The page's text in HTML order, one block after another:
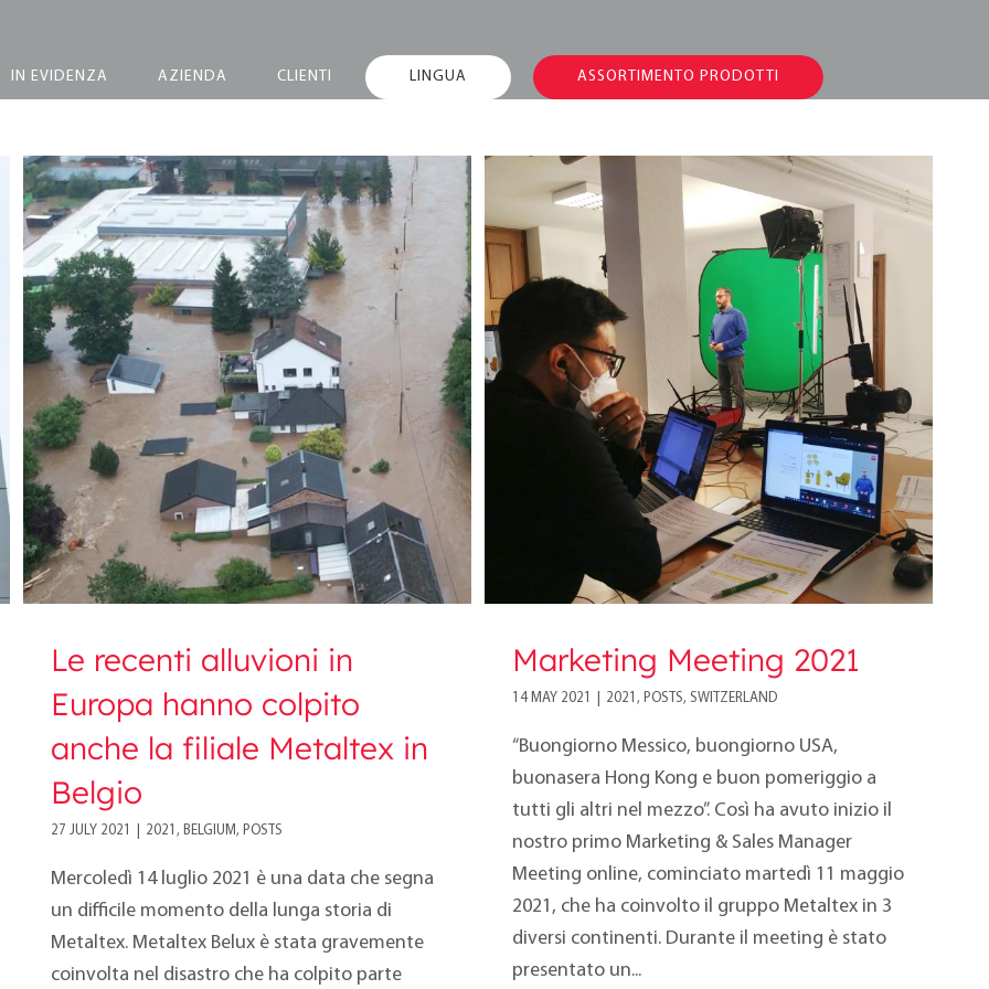
IN EVIDENZA AZIENDA CLIENTI LINGUA ASSORTIMENTO PRODOTTI
Le recenti alluvioni in
Europa hanno colpito
anche la filiale
Metaltex in Belgio
Le recenti alluvioni in
Europa hanno colpito
anche la filiale Metaltex in
Belgio
27 JULY 2021 2021 , BELGIUM, POSTS
Mercoledì 14 luglio 2021 è una data che segna
un difficile momento della lunga storia di
Metaltex. Metaltex Belux è stata gravemente
coinvolta nel disastro che ha colpito parte
Marketing Meeting
2021
Marketing Meeting 2021
14 MAY 2021 2021 , POSTS, SWITZERLAND
“Buongiorno Messico, buongiorno USA,
buonasera Hong Kong e buon pomeriggio a
tutti gli altri nel mezzo”. Così ha avuto inizio il
nostro primo Marketing & Sales Manager
Meeting online, cominciato martedì 11 maggio
2021, che ha coinvolto il gruppo Metaltex in 3
diversi continenti. Durante il meeting è stato
presentato un...